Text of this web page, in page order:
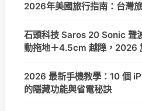
2026年美國旅行指南：台灣
石頭科技 Saros 20 Sonic 聲
動拖地＋4.5cm 越障，2026
2026 最新手機教學：10 個
的隱藏功能與省電秘訣